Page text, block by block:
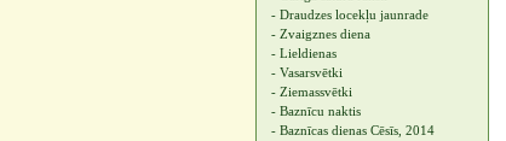
- Draudzes locekļu jaunrade
- Zvaigznes diena
- Lieldienas
- Vasarsvētki
- Ziemassvētki
- Baznīcu naktis
- Baznīcas dienas Cēsīs, 2014